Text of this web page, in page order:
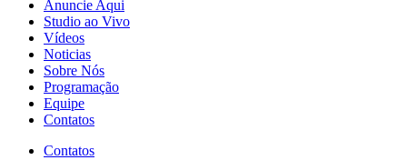
Anuncie Aqui
Studio ao Vivo
Vídeos
Noticias
Sobre Nós
Programação
Equipe
Contatos
Contatos